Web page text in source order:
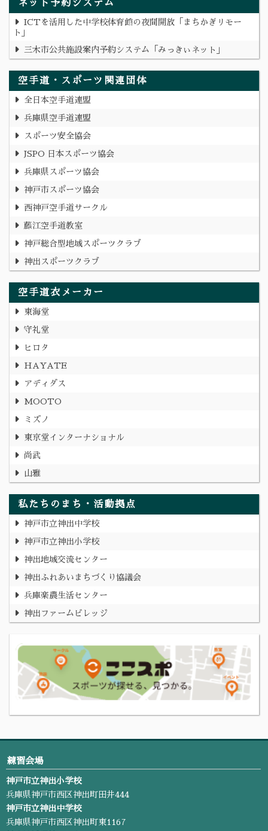
ネット予約システム
ICTを活用した中学校体育館の夜間開放「まちかぎリモー
ト」
三木市公共施設案内予約システム「みっきぃネット」
空手道・スポーツ関連団体
全日本空手道連盟
兵庫県空手道連盟
スポーツ安全協会
JSPO 日本スポーツ協会
兵庫県スポーツ協会
神戸市スポーツ協会
西神戸空手道サークル
藤江空手道教室
神戸総合型地域スポーツクラブ
神出スポーツクラブ
空手道衣メーカー
東海堂
守礼堂
ヒロタ
HAYATE
アディダス
MOOTO
ミズノ
東京堂インターナショナル
尚武
山雅
私たちのまち・活動拠点
神戸市立神出中学校
神戸市立神出小学校
神出地域交流センター
神出ふれあいまちづくり協議会
兵庫楽農生活センター
神出ファームビレッジ
練習会場
神戸市立神出小学校
兵庫県神戸市西区神出町田井444
神戸市立神出中学校
兵庫県神戸市西区神出町東1167